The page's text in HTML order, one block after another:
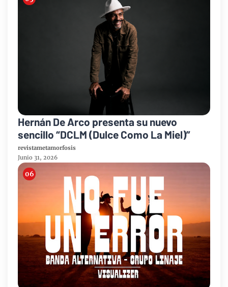
Hernán De Arco presenta su nuevo
sencillo “DCLM (Dulce Como La Miel)”
revistametamorfosis
Junio 31, 2026